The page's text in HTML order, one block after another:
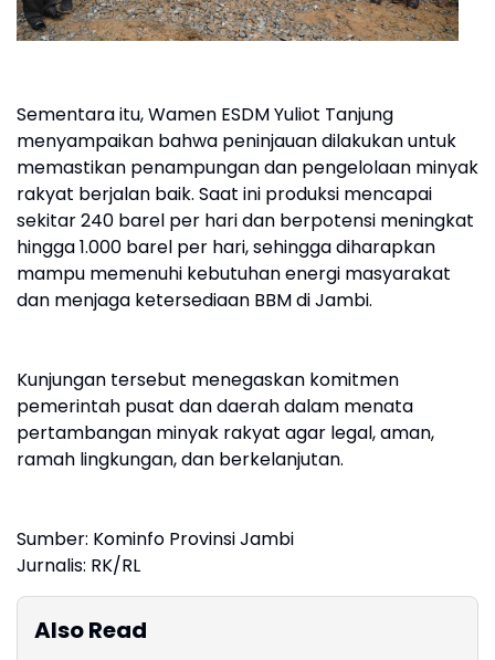
Sementara itu, Wamen ESDM Yuliot Tanjung
menyampaikan bahwa peninjauan dilakukan untuk
memastikan penampungan dan pengelolaan minyak
rakyat berjalan baik. Saat ini produksi mencapai
sekitar 240 barel per hari dan berpotensi meningkat
hingga 1.000 barel per hari, sehingga diharapkan
mampu memenuhi kebutuhan energi masyarakat
dan menjaga ketersediaan BBM di Jambi.
Kunjungan tersebut menegaskan komitmen
pemerintah pusat dan daerah dalam menata
pertambangan minyak rakyat agar legal, aman,
ramah lingkungan, dan berkelanjutan.
Sumber: Kominfo Provinsi Jambi
Jurnalis: RK/RL
Also Read